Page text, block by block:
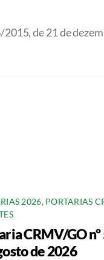
de 21 de
2026, PORTARIAS
CRMV/GO
de 2026